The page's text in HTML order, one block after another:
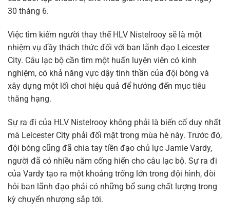
30 tháng 6.
Việc tìm kiếm người thay thế HLV Nistelrooy sẽ là một
nhiệm vụ đầy thách thức đối với ban lãnh đạo Leicester
City. Câu lạc bộ cần tìm một huấn luyện viên có kinh
nghiệm, có khả năng vực dậy tinh thần của đội bóng và
xây dựng một lối chơi hiệu quả để hướng đến mục tiêu
thăng hạng.
Sự ra đi của HLV Nistelrooy không phải là biến cố duy nhất
mà Leicester City phải đối mặt trong mùa hè này. Trước đó,
đội bóng cũng đã chia tay tiền đạo chủ lực Jamie Vardy,
người đã có nhiều năm cống hiến cho câu lạc bộ. Sự ra đi
của Vardy tạo ra một khoảng trống lớn trong đội hình, đòi
hỏi ban lãnh đạo phải có những bổ sung chất lượng trong
kỳ chuyển nhượng sắp tới.